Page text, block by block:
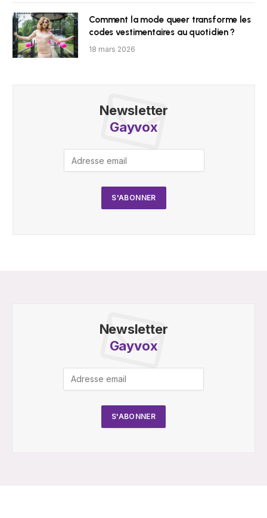
Comment la mode queer transforme les
codes vestimentaires au quotidien ?
18 mars 2026
Newsletter
Gayvox
Newsletter
Gayvox